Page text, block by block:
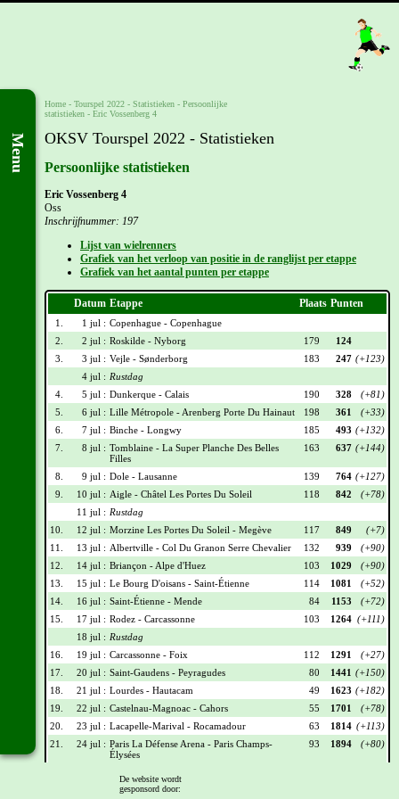
Menu
Home - Tourspel 2022 - Statistieken - Persoonlijke
statistieken - Eric Vossenberg 4
OKSV Tourspel 2022 - Statistieken
Persoonlijke statistieken
Eric Vossenberg 4
Oss
Inschrijfnummer: 197
Lijst van wielrenners
Grafiek van het verloop van positie in de ranglijst per etappe
Grafiek van het aantal punten per etappe
Datum Etappe Plaats Punten
1. 1 jul : Copenhague - Copenhague
2.
2 jul : Roskilde - Nyborg 179
124
3.
3 jul : Vejle - Sønderborg 183 247 (+123)
4 jul : Rustdag
4.
5 jul : Dunkerque - Calais 190 328
(+81)
5.
6 jul : Lille Métropole - Arenberg Porte Du Hainaut 198 361
(+33)
6.
7 jul : Binche - Longwy 185 493 (+132)
7.
8 jul : Tomblaine - La Super Planche Des Belles
Filles
163 637 (+144)
8. 9 jul : Dole - Lausanne 139 764 (+127)
9.
10 jul : Aigle - Châtel Les Portes Du Soleil 118 842
(+78)
11 jul : Rustdag
10.
12 jul : Morzine Les Portes Du Soleil - Megève 117 849
(+7)
11.
13 jul : Albertville - Col Du Granon Serre Chevalier 132 939
(+90)
12.
14 jul : Briançon - Alpe d'Huez 103 1029
(+90)
13.
15 jul : Le Bourg D'oisans - Saint-Étienne 114 1081
(+52)
14.
16 jul : Saint-Étienne - Mende 84 1153
(+72)
15.
17 jul : Rodez - Carcassonne 103 1264 (+111)
18 jul : Rustdag
16.
19 jul : Carcassonne - Foix 112 1291
(+27)
17.
20 jul : Saint-Gaudens - Peyragudes 80 1441 (+150)
18.
21 jul : Lourdes - Hautacam 49 1623 (+182)
19.
22 jul : Castelnau-Magnoac - Cahors 55 1701
(+78)
20.
23 jul : Lacapelle-Marival - Rocamadour 63 1814 (+113)
21.
24 jul : Paris La Défense Arena - Paris Champs-
Élysées
93 1894 (+80)
Wielrennerslijst
De website wordt
gesponsord door: